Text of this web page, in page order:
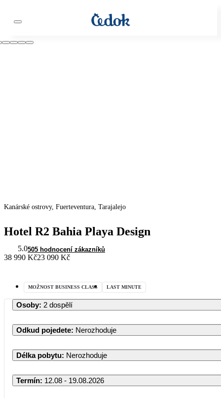
Kanárské ostrovy, Fuerteventura, Tarajalejo
Hotel R2 Bahia Playa Design
5.0505 hodnocení zákazníků
38 990 Kč23 090 Kč
MOŽNOST BUSINESS CLASS LAST MINUTE
Osoby: 2 dospělí
Odkud pojedete: Nerozhoduje
Délka pobytu: Nerozhoduje
Termín: 12.08 - 19.08.2026